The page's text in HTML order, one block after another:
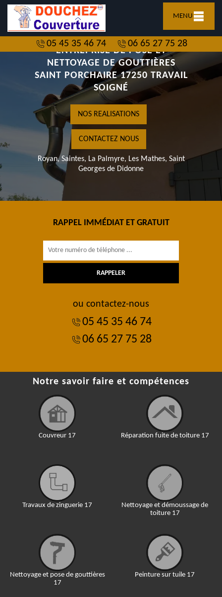
MENU
05 45 35 46 74 06 65 27 75 28
ENTREPRISE DE POSE ET
NETTOYAGE DE GOUTTIÈRES
SAINT PORCHAIRE 17250 TRAVAIL
SOIGNÉ
NOS REALISATIONS
CONTACTEZ NOUS
Royan, Saintes, La Palmyre, Les Mathes, Saint
Georges de Didonne
RAPPEL IMMÉDIAT ET GRATUIT
ou contactez-nous
05 45 35 46 74
06 65 27 75 28
Notre savoir faire et compétences
Couvreur 17
Travaux de zinguerie 17
Nettoyage et pose de gouttières
17
Réparation fuite de toiture 17
Nettoyage et démoussage de
toiture 17
Peinture sur tuile 17